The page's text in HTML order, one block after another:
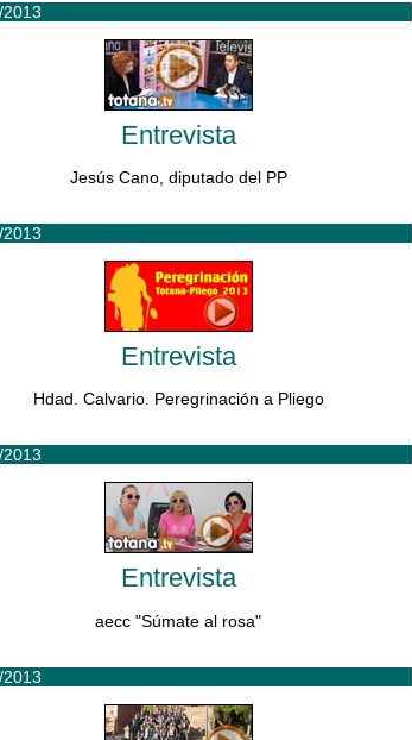
Entrevista
Jesús Cano, diputado del PP
Entrevista
Hdad. Calvario. Peregrinación a Pliego
Entrevista
aecc "Súmate al rosa"